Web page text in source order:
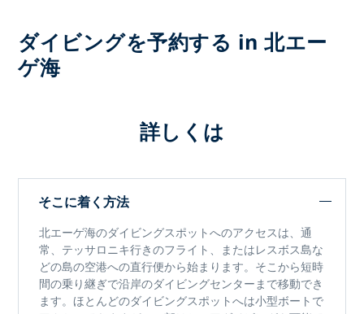
ダイビングを予約する in 北エー
ゲ海
詳しくは
そこに着く方法
北エーゲ海のダイビングスポットへのアクセスは、通
常、テッサロニキ行きのフライト、またはレスボス島な
どの島の空港への直行便から始まります。そこから短時
間の乗り継ぎで沿岸のダイビングセンターまで移動でき
ます。ほとんどのダイビングスポットへは小型ボートで